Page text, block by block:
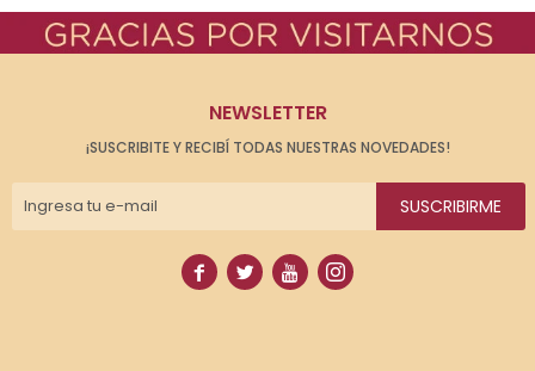
NEWSLETTER
¡SUSCRIBITE Y RECIBÍ TODAS NUESTRAS NOVEDADES!
SUSCRIBIRME
   